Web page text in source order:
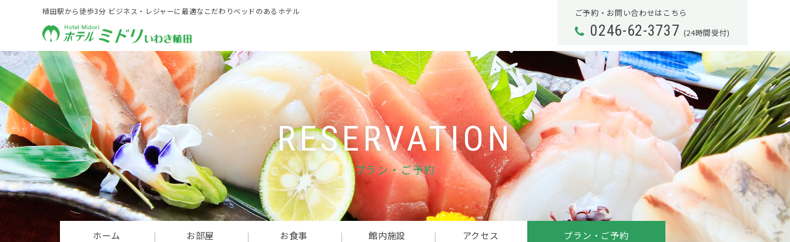
植田駅から徒歩3分 ビジネス・レジャーに最適なこだわりベッドのあるホテル ご予約・お問い合わせはこちら
0246-62-3737 (24時間受付)
RESERVATION
プラン・ご予約
ホーム お部屋 お食事 館内施設 アクセス プラン・ご予約